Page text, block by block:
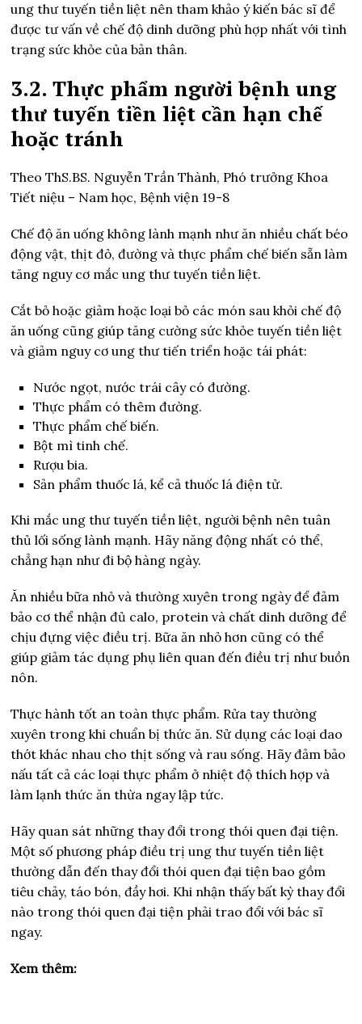
ung thư tuyến tiền liệt nên tham khảo ý kiến bác sĩ để
được tư vấn về chế độ dinh dưỡng phù hợp nhất với tình
trạng sức khỏe của bản thân.
3.2. Thực phẩm người bệnh ung
thư tuyến tiền liệt cần hạn chế
hoặc tránh
Theo ThS.BS. Nguyễn Trần Thành, Phó trưởng Khoa
Tiết niệu – Nam học, Bệnh viện 19-8
Chế độ ăn uống không lành mạnh như ăn nhiều chất béo
động vật, thịt đỏ, đường và thực phẩm chế biến sẵn làm
tăng nguy cơ mắc ung thư tuyến tiền liệt.
Cắt bỏ hoặc giảm hoặc loại bỏ các món sau khỏi chế độ
ăn uống cũng giúp tăng cường sức khỏe tuyến tiền liệt
và giảm nguy cơ ung thư tiến triển hoặc tái phát:
Nước ngọt, nước trái cây có đường.
Thực phẩm có thêm đường.
Thực phẩm chế biến.
Bột mì tinh chế.
Rượu bia.
Sản phẩm thuốc lá, kể cả thuốc lá điện tử.
Khi mắc ung thư tuyến tiền liệt, người bệnh nên tuân
thủ lối sống lành mạnh. Hãy năng động nhất có thể,
chẳng hạn như đi bộ hàng ngày.
Ăn nhiều bữa nhỏ và thường xuyên trong ngày để đảm
bảo cơ thể nhận đủ calo, protein và chất dinh dưỡng để
chịu đựng việc điều trị. Bữa ăn nhỏ hơn cũng có thể
giúp giảm tác dụng phụ liên quan đến điều trị như buồn
nôn.
Thực hành tốt an toàn thực phẩm. Rửa tay thường
xuyên trong khi chuẩn bị thức ăn. Sử dụng các loại dao
thớt khác nhau cho thịt sống và rau sống. Hãy đảm bảo
nấu tất cả các loại thực phẩm ở nhiệt độ thích hợp và
làm lạnh thức ăn thừa ngay lập tức.
Hãy quan sát những thay đổi trong thói quen đại tiện.
Một số phương pháp điều trị ung thư tuyến tiền liệt
thường dẫn đến thay đổi thói quen đại tiện bao gồm
tiêu chảy, táo bón, đầy hơi. Khi nhận thấy bất kỳ thay đổi
nào trong thói quen đại tiện phải trao đổi với bác sĩ
ngay.
Xem thêm: